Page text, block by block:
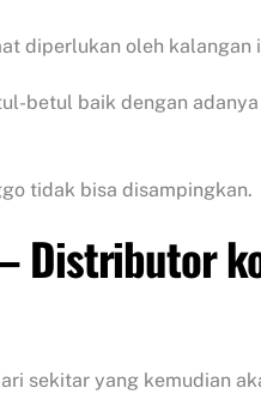
diperlukan oleh kalangan
betul baik dengan
tidak bisa disampingkan.
Distributor
sekitar yang kemudian